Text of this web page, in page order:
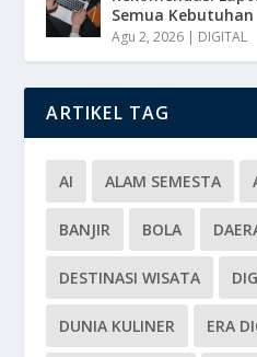
Semua Kebutuhan
Agu 2, 2026 | DIGITAL
ARTIKEL TAG
AI ALAM SEMESTA
BANJIR BOLA
DESTINASI WISATA
DUNIA KULINER ERA